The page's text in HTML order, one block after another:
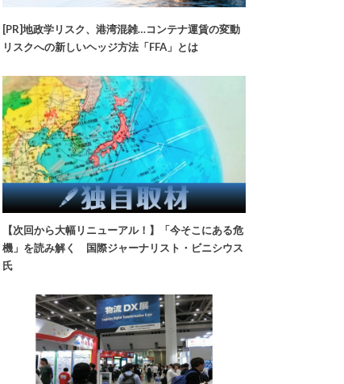
[PR]地政学リスク、港湾混雑…コンテナ運賃の変動
リスクへの新しいヘッジ方法「FFA」とは
【次回から大幅リニューアル！】「今そこにある危
機」を読み解く 国際ジャーナリスト・ビニシウス
氏